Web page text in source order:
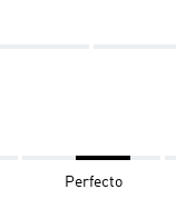
Perfecto